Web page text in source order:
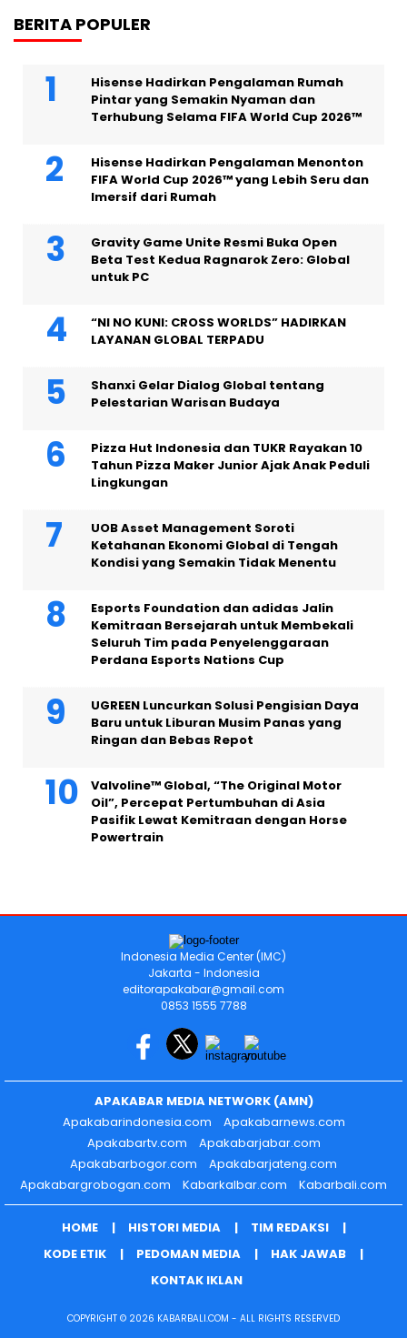
BERITA POPULER
Hisense Hadirkan Pengalaman Rumah
Pintar yang Semakin Nyaman dan
Terhubung Selama FIFA World Cup 2026™
Hisense Hadirkan Pengalaman Menonton
FIFA World Cup 2026™ yang Lebih Seru dan
Imersif dari Rumah
Gravity Game Unite Resmi Buka Open
Beta Test Kedua Ragnarok Zero: Global
untuk PC
“NI NO KUNI: CROSS WORLDS” HADIRKAN
LAYANAN GLOBAL TERPADU
Shanxi Gelar Dialog Global tentang
Pelestarian Warisan Budaya
Pizza Hut Indonesia dan TUKR Rayakan 10
Tahun Pizza Maker Junior Ajak Anak Peduli
Lingkungan
UOB Asset Management Soroti
Ketahanan Ekonomi Global di Tengah
Kondisi yang Semakin Tidak Menentu
Esports Foundation dan adidas Jalin
Kemitraan Bersejarah untuk Membekali
Seluruh Tim pada Penyelenggaraan
Perdana Esports Nations Cup
UGREEN Luncurkan Solusi Pengisian Daya
Baru untuk Liburan Musim Panas yang
Ringan dan Bebas Repot
Valvoline™ Global, “The Original Motor
Oil”, Percepat Pertumbuhan di Asia
Pasifik Lewat Kemitraan dengan Horse
Powertrain
Indonesia Media Center (IMC)
Jakarta - Indonesia
editorapakabar@gmail.com
0853 1555 7788
APAKABAR MEDIA NETWORK (AMN)
Apakabarindonesia.com
Apakabarnews.com
Apakabartv.com
Apakabarjabar.com
Apakabarbogor.com
Apakabarjateng.com
Apakabargrobogan.com
Kabarkalbar.com Kabarbali.com
HOME HISTORI MEDIA
TIM REDAKSI
KODE ETIK
PEDOMAN MEDIA
HAK JAWAB
KONTAK IKLAN
COPYRIGHT © 2026 KABARBALI.COM - ALL RIGHTS RESERVED